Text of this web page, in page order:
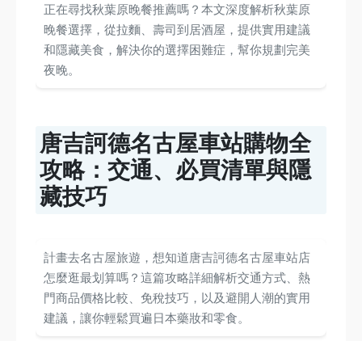
正在尋找秋葉原晚餐推薦嗎？本文深度解析秋葉原
晚餐選擇，從拉麵、壽司到居酒屋，提供實用建議
和隱藏美食，解決你的選擇困難症，幫你規劃完美
夜晚。
唐吉訶德名古屋車站購物全
攻略：交通、必買清單與隱
藏技巧
計畫去名古屋旅遊，想知道唐吉訶德名古屋車站店
怎麼逛最划算嗎？這篇攻略詳細解析交通方式、熱
門商品價格比較、免稅技巧，以及避開人潮的實用
建議，讓你輕鬆買遍日本藥妝和零食。